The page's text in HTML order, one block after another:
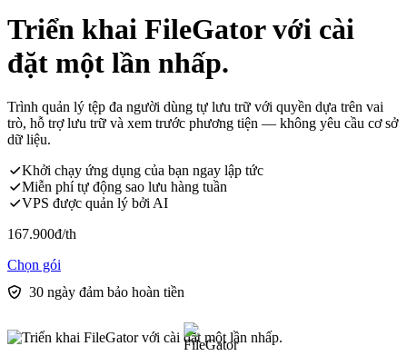
Triển khai FileGator với cài
đặt một lần nhấp.
Trình quản lý tệp đa người dùng tự lưu trữ với quyền dựa trên vai
trò, hỗ trợ lưu trữ và xem trước phương tiện — không yêu cầu cơ sở
dữ liệu.
Khởi chạy ứng dụng của bạn ngay lập tức
Miễn phí tự động sao lưu hàng tuần
VPS được quản lý bởi AI
167.900đ/th
Chọn gói
30 ngày đảm bảo hoàn tiền